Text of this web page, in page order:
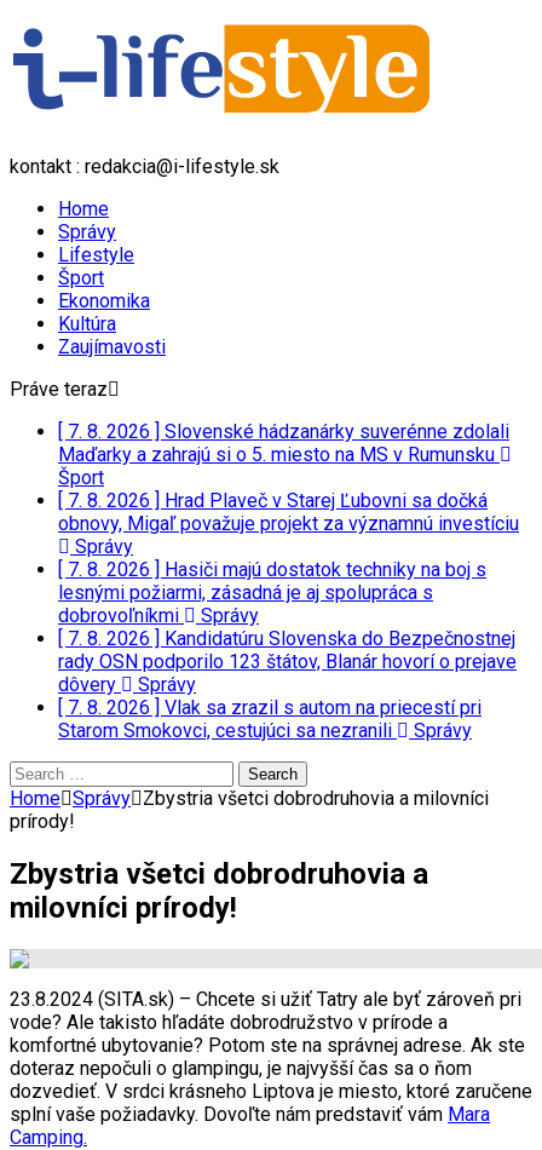
kontakt : redakcia@i-lifestyle.sk
Home
Správy
Lifestyle
Šport
Ekonomika
Kultúra
Zaujímavosti
Práve teraz
[ 7. 8. 2026 ] Slovenské hádzanárky suverénne zdolali
Maďarky a zahrajú si o 5. miesto na MS v Rumunsku
Šport
[ 7. 8. 2026 ] Hrad Plaveč v Starej Ľubovni sa dočká
obnovy, Migaľ považuje projekt za významnú investíciu
Správy
[ 7. 8. 2026 ] Hasiči majú dostatok techniky na boj s
lesnými požiarmi, zásadná je aj spolupráca s
dobrovoľníkmi
Správy
[ 7. 8. 2026 ] Kandidatúru Slovenska do Bezpečnostnej
rady OSN podporilo 123 štátov, Blanár hovorí o prejave
dôvery
Správy
[ 7. 8. 2026 ] Vlak sa zrazil s autom na priecestí pri
Starom Smokovci, cestujúci sa nezranili
Správy
Search
for:
Home Správy Zbystria všetci dobrodruhovia a milovníci
prírody!
Zbystria všetci dobrodruhovia a
milovníci prírody!
23.8.2024 (SITA.sk) – Chcete si užiť Tatry ale byť zároveň pri
vode? Ale takisto hľadáte dobrodružstvo v prírode a
komfortné ubytovanie? Potom ste na správnej adrese. Ak ste
doteraz nepočuli o glampingu, je najvyšší čas sa o ňom
dozvedieť. V srdci krásneho Liptova je miesto, ktoré zaručene
splní vaše požiadavky. Dovoľte nám predstaviť vám Mara
Camping.